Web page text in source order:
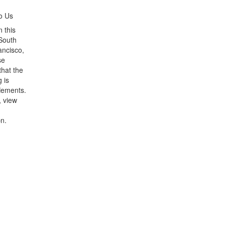
Us
this
the
is
view